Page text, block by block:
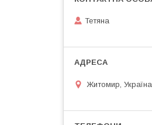
Тетяна
Житомир, Україна